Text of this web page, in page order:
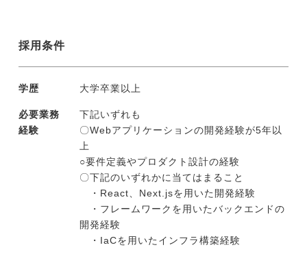
採用条件
学歴 大学卒業以上
必要業務
経験
下記いずれも
〇Webアプリケーションの開発経験が5年以
上
○要件定義やプロダクト設計の経験
〇下記のいずれかに当てはまること
・React、Next.jsを用いた開発経験
・フレームワークを用いたバックエンドの
開発経験
・IaCを用いたインフラ構築経験